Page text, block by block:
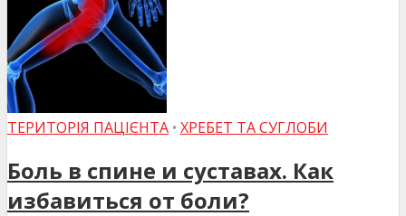
ТЕРИТОРІЯ ПАЦІЄНТА • ХРЕБЕТ ТА СУГЛОБИ
Боль в спине и суставах. Как
избавиться от боли?